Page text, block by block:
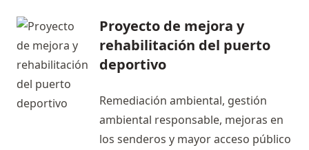
Proyecto de mejora y
rehabilitación del puerto
deportivo
Remediación ambiental, gestión
ambiental responsable, mejoras en
los senderos y mayor acceso público